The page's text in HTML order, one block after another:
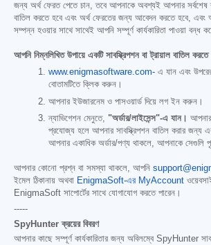
জন্য অর্থ ফেরত পেতে চান, তবে আপনাকে অবশ্যই আপনার সর্বশেষ
বাতিল করতে হবে এবং অর্থ ফেরতের জন্য আবেদন করতে হবে, এবং
সম্পন্ন হওয়ার সাথে সাথেই আপনি সম্পূর্ণ কার্যকারিতা পাওয়া বন্ধ
আপনি নিম্নলিখিত উপায়ে একটি সাবস্ক্রিপশন বা ট্রায়াল বাতিল করতে
www.enigmasoftware.com- এ যান এবং
বোতামটিতে ক্লিক করুন।
আপনার ইউজারনেম ও পাসওয়ার্ড দিয়ে লগ ইন করুন।
ন্যাভিগেশন মেনুতে, "অর্ডার/লাইসেন্স"-এ যান। আপনার
প্রযোজ্য হলে আপনার সাবস্ক্রিপশন বাতিল করার জন্য
আপনার একাধিক অর্ডার/পণ্য থাকলে, আপনাকে সেগুলি
আপনার কোনো প্রশ্ন বা সমস্যা থাকলে, আপনি
ইমেল ঠিকানায় অথবা EnigmaSoft-এর MyAccount
EnigmaSoft সাপোর্টের সাথে যোগাযোগ করতে পারেন।
-----
SpyHunter ক্রয়ের বিবরণ
আপনার কাছে সম্পূর্ণ কার্যকারিতার জন্য অবিলম্বে SpyHunter